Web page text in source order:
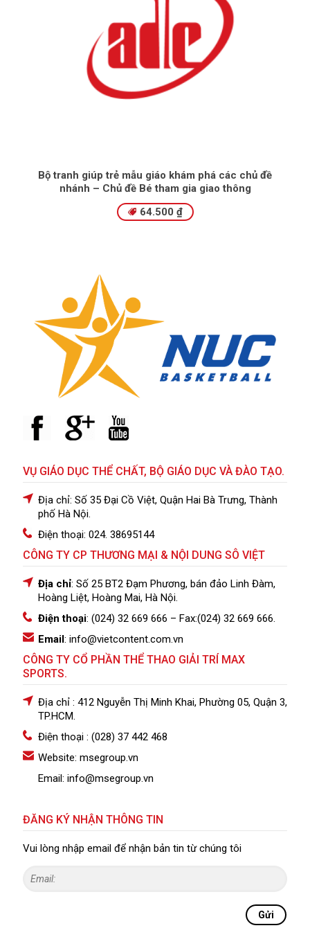
Bộ tranh giúp trẻ mẫu giáo khám phá các chủ đề
nhánh – Chủ đề Bé tham gia giao thông
64.500 ₫
VỤ GIÁO DỤC THỂ CHẤT, BỘ GIÁO DỤC VÀ ĐÀO TẠO.
Địa chỉ: Số 35 Đại Cồ Việt, Quận Hai Bà Trưng, Thành
phố Hà Nội.
Điện thoại: 024. 38695144
CÔNG TY CP THƯƠNG MẠI & NỘI DUNG SÔ VIỆT
Địa chỉ: Số 25 BT2 Đạm Phương, bán đảo Linh Đàm,
Hoàng Liệt, Hoàng Mai, Hà Nội.
Điện thoại: (024) 32 669 666 – Fax:(024) 32 669 666.
Email: info@vietcontent.com.vn
CÔNG TY CỔ PHẦN THỂ THAO GIẢI TRÍ MAX
SPORTS.
Địa chỉ : 412 Nguyễn Thị Minh Khai, Phường 05, Quận 3,
TP.HCM.
Điện thoại : (028) 37 442 468
Website: msegroup.vn
Email: info@msegroup.vn
ĐĂNG KÝ NHẬN THÔNG TIN
Vui lòng nhập email để nhận bản tin từ chúng tôi